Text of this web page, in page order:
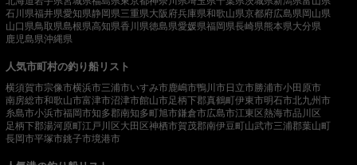
石川県福井県愛知県静岡県三重県大阪府兵庫県和歌山県京都府広島県岡山県
山口県鳥取県島根県高知県香川県徳島県愛媛県福岡県長崎県熊本県大分県
鹿児島県沖縄県
人気市町村の釣り船リスト
横須賀市宗像市横浜市三浦市いすみ市鹿嶋市鴨川市日立市勝浦市小田原市
南房総市和歌山市富津市沼津市館山市足柄下郡真鶴町伊東市明石市北九州市
糸島市小浜市福岡市知多郡南知多町旭市鎌倉市広島市江東区熱海市品川区
足柄下郡湯河原町江戸川区大田区神栖市賀茂郡南伊豆町山武市三浦郡葉山町
長岡市平塚市銚子市境港市